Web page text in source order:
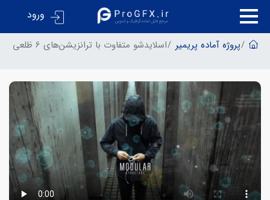
ورود
پروژه آماده پریمیر اسلایدشو متفاوت با ترانزیشن‌های 6 ظلعی